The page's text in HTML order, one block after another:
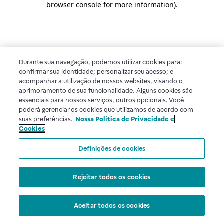
browser console for more information).
Durante sua navegação, podemos utilizar cookies para:
confirmar sua identidade; personalizar seu acesso; e
acompanhar a utilização de nossos websites, visando o
aprimoramento de sua funcionalidade. Alguns cookies são
essenciais para nossos serviços, outros opcionais. Você
poderá gerenciar os cookies que utilizamos de acordo com
suas preferências. Nossa Política de Privacidade e
Cookies
Definições de cookies
Rejeitar todos os cookies
Aceitar todos os cookies